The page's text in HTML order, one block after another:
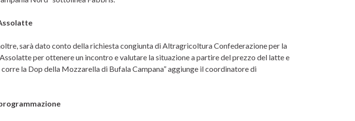
sarà dato conto della richiesta congiunta di Altragricoltura Confederazione per la
per ottenere un incontro e valutare la situazione a partire del prezzo del latte e
la Dop della Mozzarella di Bufala Campana” aggiunge il coordinatore di